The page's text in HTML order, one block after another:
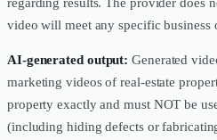
video will meet any specific business
AI-generated output: Generated
marketing videos of real-estate
property exactly and must NOT be
(including hiding defects or